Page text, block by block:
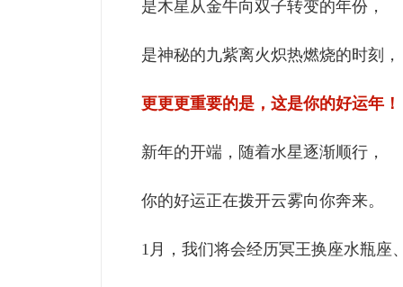
是木星从金牛向双子转变的年份，
是神秘的九紫离火炽热燃烧的时刻，
更更更重要的是，这是你的好运年！
新年的开端，随着水星逐渐顺行，
你的好运正在拨开云雾向你奔来。
1月，我们将会经历冥王换座水瓶座、